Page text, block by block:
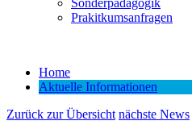
Sonderpädagogik
Prakitkumsanfragen
Home
Aktuelle Informationen
Zurück zur Übersicht nächste News